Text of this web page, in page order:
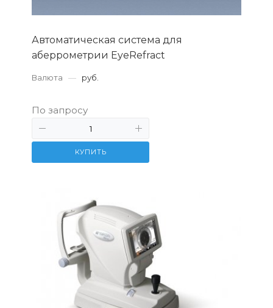
Автоматическая система для
аберрометрии EyeRefract
Валюта — руб.
По запросу
КУПИТЬ